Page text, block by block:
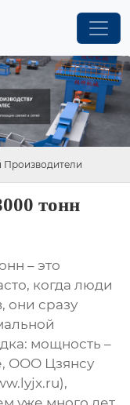
Производители
тонн
– это
когда люди
они сразу
мощность –
ООО Цзянсу